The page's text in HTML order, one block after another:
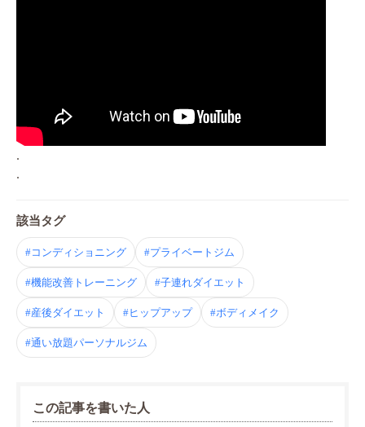
.
.
該当タグ
#コンディショニング #プライベートジム
#機能改善トレーニング #子連れダイエット
#産後ダイエット #ヒップアップ #ボディメイク
#通い放題パーソナルジム
この記事を書いた人